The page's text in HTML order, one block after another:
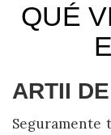
QUÉ
ARTII
Seguramente